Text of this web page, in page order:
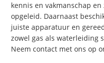
kennis en vakmanschap
opgeleid. Daarnaast
juiste apparatuur en
zowel gas als waterleiding
Neem contact met ons op